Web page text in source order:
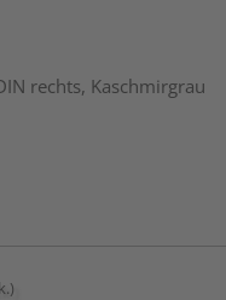
rechts, Kaschmirgrau